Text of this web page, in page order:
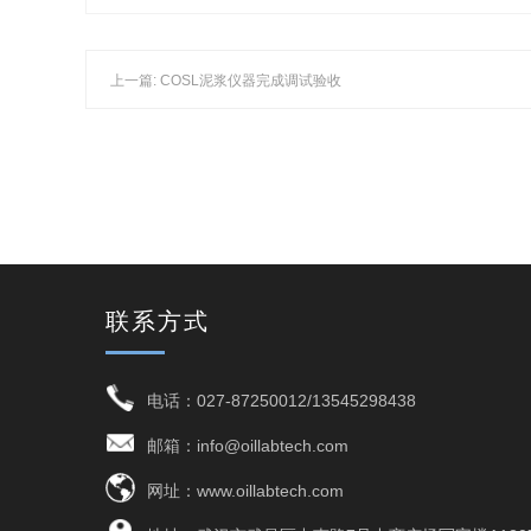
上一篇: COSL泥浆仪器完成调试验收
联系方式
电话：027-87250012/13545298438
邮箱：info@oillabtech.com
网址：www.oillabtech.com